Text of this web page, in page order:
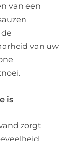
van een
van uw
is
zorgt